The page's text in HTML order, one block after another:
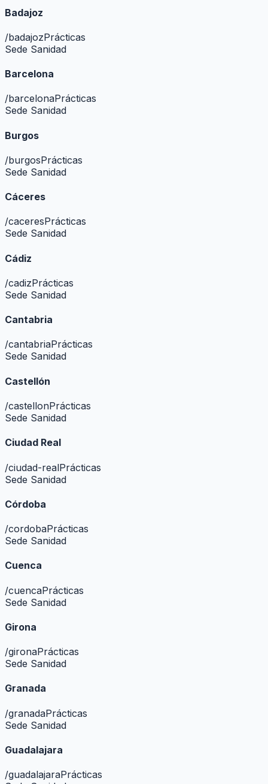
Badajoz
/badajozPrácticas
Sede Sanidad
Barcelona
/barcelonaPrácticas
Sede Sanidad
Burgos
/burgosPrácticas
Sede Sanidad
Cáceres
/caceresPrácticas
Sede Sanidad
Cádiz
/cadizPrácticas
Sede Sanidad
Cantabria
/cantabriaPrácticas
Sede Sanidad
Castellón
/castellonPrácticas
Sede Sanidad
Ciudad Real
/ciudad-realPrácticas
Sede Sanidad
Córdoba
/cordobaPrácticas
Sede Sanidad
Cuenca
/cuencaPrácticas
Sede Sanidad
Girona
/gironaPrácticas
Sede Sanidad
Granada
/granadaPrácticas
Sede Sanidad
Guadalajara
/guadalajaraPrácticas